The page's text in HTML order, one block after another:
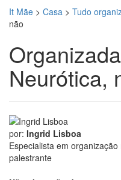
It Mãe > Casa > Tudo
não
Neurótica,
por: Ingrid Lisboa
Especialista em
palestrante